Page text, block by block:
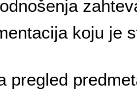
koju je
pregled